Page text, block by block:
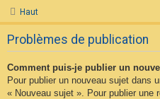
Haut
Problèmes de publication
Comment puis-je publier un
Pour publier un nouveau sujet dans
« Nouveau sujet ». Pour publier une